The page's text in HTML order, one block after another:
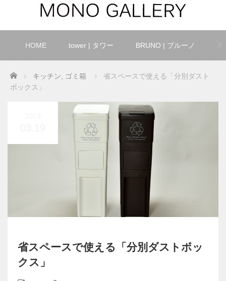
HOME tower | タワー BRUNO | ブルーノ
Home キッチン ゴミ箱
省スペースで使える「分別ダスト
ボックス」
省スペースで使える「分別ダストボッ
クス」